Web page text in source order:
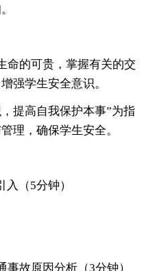
命的可贵，掌握有关的交
强学生安全意识。
提高自我保护本事”为指
理，确保学生安全。
（5分钟）
故原因分析（3分钟）